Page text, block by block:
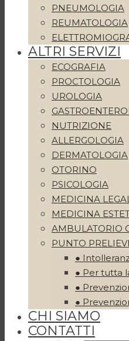
PNEUMOLOGIA
REUMATOLOGIA
ALTRI SERVIZI
ECOGRAFIA
PROCTOLOGIA
UROLOGIA
NUTRIZIONE
ALLERGOLOGIA
DERMATOLOGIA
OTORINO
PSICOLOGIA
MEDICINA
MEDICINA
AMBULATORIO
PUNTO PRELIEVI
●
● Per tutta
●
●
CHI SIAMO
CONTATTI